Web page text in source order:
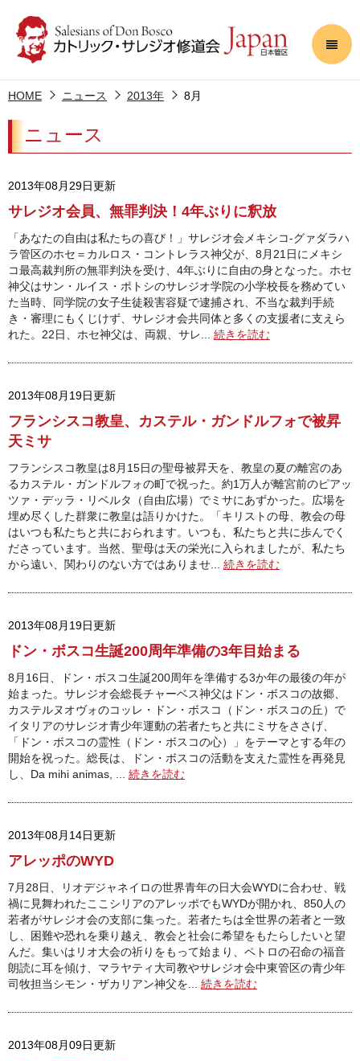
HOME ニュース 2013年 8月
ニュース
2013年08月29日更新
サレジオ会員、無罪判決！4年ぶりに釈放
「あなたの自由は私たちの喜び！」サレジオ会メキシコ‐グァダラハ
ラ管区のホセ＝カルロス・コントレラス神父が、8月21日にメキシ
コ最高裁判所の無罪判決を受け、4年ぶりに自由の身となった。ホセ
神父はサン・ルイス・ポトシのサレジオ学院の小学校長を務めてい
た当時、同学院の女子生徒殺害容疑で逮捕され、不当な裁判手続
き・審理にもくじけず、サレジオ会共同体と多くの支援者に支えら
れた。22日、ホセ神父は、両親、サレ... 続きを読む
2013年08月19日更新
フランシスコ教皇、カステル・ガンドルフォで被昇
天ミサ
フランシスコ教皇は8月15日の聖母被昇天を、教皇の夏の離宮のあ
るカステル・ガンドルフォの町で祝った。約1万人が離宮前のピアッ
ツァ・デッラ・リベルタ（自由広場）でミサにあずかった。広場を
埋め尽くした群衆に教皇は語りかけた。「キリストの母、教会の母
はいつも私たちと共におられます。いつも、私たちと共に歩んでく
ださっています。当然、聖母は天の栄光に入られましたが、私たち
から遠い、関わりのない方ではありませ... 続きを読む
2013年08月19日更新
ドン・ボスコ生誕200周年準備の3年目始まる
8月16日、ドン・ボスコ生誕200周年を準備する3か年の最後の年が
始まった。サレジオ会総長チャーベス神父はドン・ボスコの故郷、
カステルヌオヴォのコッレ・ドン・ボスコ（ドン・ボスコの丘）で
イタリアのサレジオ青少年運動の若者たちと共にミサをささげ、
「ドン・ボスコの霊性（ドン・ボスコの心）」をテーマとする年の
開始を祝った。総長は、ドン・ボスコの活動を支えた霊性を再発見
し、Da mihi animas, ... 続きを読む
2013年08月14日更新
アレッポのWYD
7月28日、リオデジャネイロの世界青年の日大会WYDに合わせ、戦
禍に見舞われたここシリアのアレッポでもWYDが開かれ、850人の
若者がサレジオ会の支部に集った。若者たちは全世界の若者と一致
し、困難や恐れを乗り越え、教会と社会に希望をもたらしたいと望
んだ。集いはリオ大会の祈りをもって始まり、ペトロの召命の福音
朗読に耳を傾け、マラヤティ大司教やサレジオ会中東管区の青少年
司牧担当シモン・ザカリアン神父を... 続きを読む
2013年08月09日更新